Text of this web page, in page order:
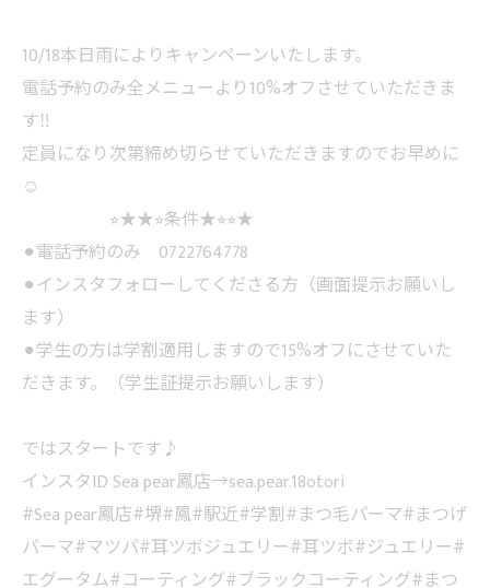
10/18本日雨によりキャンペーンいたします。
電話予約のみ全メニューより10%オフさせていただきま
す‼️
定員になり次第締め切らせていただきますのでお早めに
☺️
⭐︎★★⭐︎条件★⭐︎⭐︎★
⚫︎電話予約のみ 0722764778
⚫︎インスタフォローしてくださる方（画面提示お願いし
ます）
⚫︎学生の方は学割適用しますので15%オフにさせていた
だきます。（学生証提示お願いします）
ではスタートです♪
インスタID Sea pear鳳店→sea.pear.18otori
#Sea pear鳳店#堺#鳳#駅近#学割#まつ毛パーマ#まつげ
パーマ#マツパ#耳ツボジュエリー#耳ツボ#ジュエリー#
エグータム#コーティング#ブラックコーティング#まつ